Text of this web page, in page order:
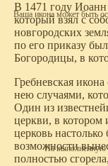
Ваша икона может быть
На выполненную
В 1471 году Иоанн
который взял с
новгородских
по его приказу
Богородицы, в
Гребневская
нею случаями,
Один из
церкви, в котором
церковь
возможности
полностью